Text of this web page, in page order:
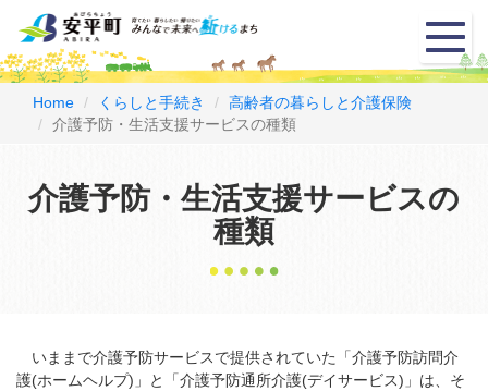
メ
ニ
ュ
Home くらしと手続き
高齢者の暮らしと介護保険
介護予防・生活支援サービスの種類
介護予防・生活支援サービスの
種類
いままで介護予防サービスで提供されていた「介護予防訪問介
護(ホームヘルプ)」と「介護予防通所介護(デイサービス)」は、そ